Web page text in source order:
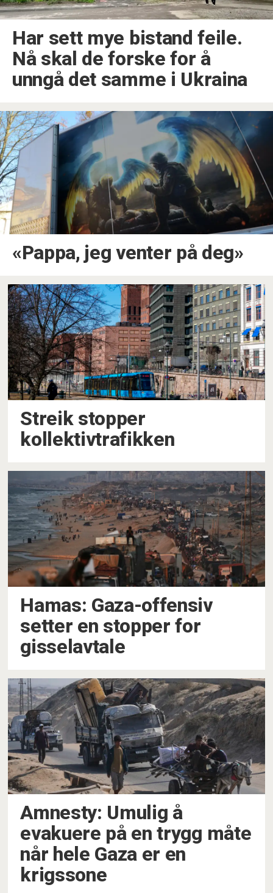
Har sett mye bistand feile.
Nå skal de forske for å
unngå det samme i Ukraina
«Pappa, jeg venter på deg»
Streik stopper
kollektivtrafikken
Hamas: Gaza-offensiv
setter en stopper for
gisselavtale
Amnesty: Umulig å
evakuere på en trygg måte
når hele Gaza er en
krigssone